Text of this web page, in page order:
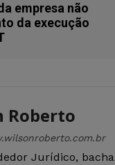
empresa não
da execução
Roberto
Jurídico,